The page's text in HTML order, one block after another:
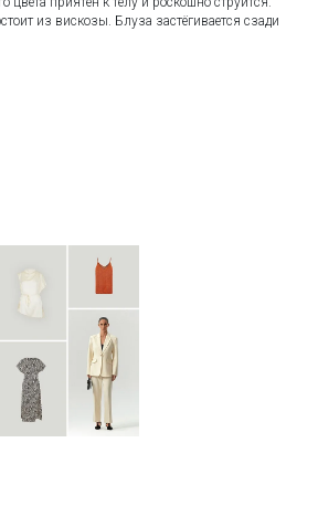
из вискозы. Блуза застёгивается сзади